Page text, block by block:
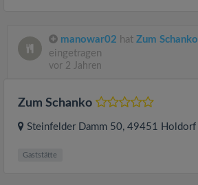
manowar02 hat Zum Schanko
eingetragen
vor 2 Jahren
Zum Schanko
Steinfelder Damm 50, 49451 Holdorf
Gaststätte